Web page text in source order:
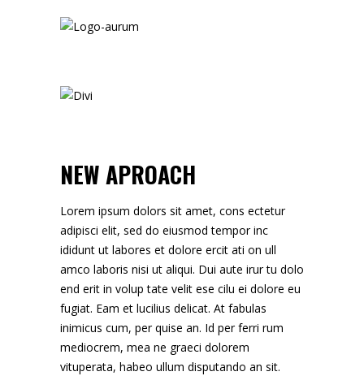
NEW APROACH
Lorem ipsum dolors sit amet, cons ectetur
adipisci elit, sed do eiusmod tempor inc
ididunt ut labores et dolore ercit ati on ull
amco laboris nisi ut aliqui. Dui aute irur tu dolo
end erit in volup tate velit ese cilu ei dolore eu
fugiat. Eam et lucilius delicat. At fabulas
inimicus cum, per quise an. Id per ferri rum
mediocrem, mea ne graeci dolorem
vituperata, habeo ullum disputando an sit.